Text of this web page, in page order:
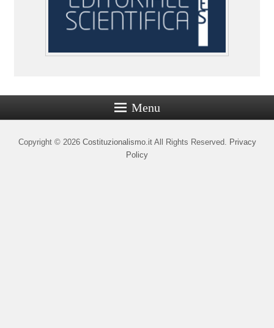
Menu
Copyright © 2026 Costituzionalismo.itAll Rights Reserved. Privacy
Policy